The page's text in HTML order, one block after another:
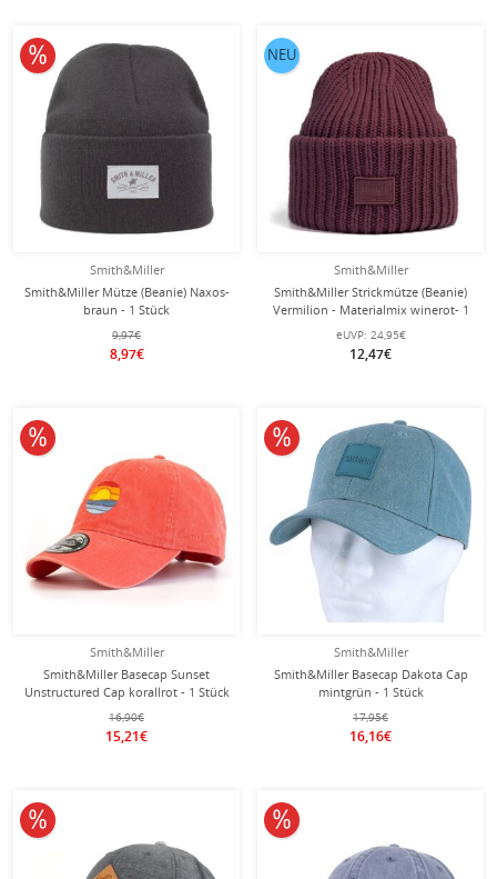
Smith&Miller
Smith&Miller Mütze (Beanie) Naxos-
braun - 1 Stück
9,97€
8,97€
10% reduziert
Smith&Miller
Smith&Miller Strickmütze (Beanie)
Vermilion - Materialmix winerot- 1
eUVP: 24,95€
12,47€
NEU
Smith&Miller
Smith&Miller Basecap Sunset
Unstructured Cap korallrot - 1 Stück
16,90€
15,21€
10% reduziert
Smith&Miller
Smith&Miller Basecap Dakota Cap
mintgrün - 1 Stück
17,95€
16,16€
10% reduziert
10% reduziert 10% reduziert